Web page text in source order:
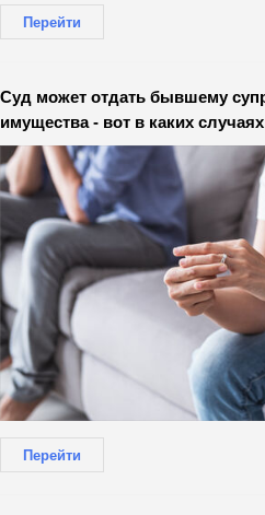
Перейти
Суд может отдать бывшему
имущества - вот в каких случаях
Перейти